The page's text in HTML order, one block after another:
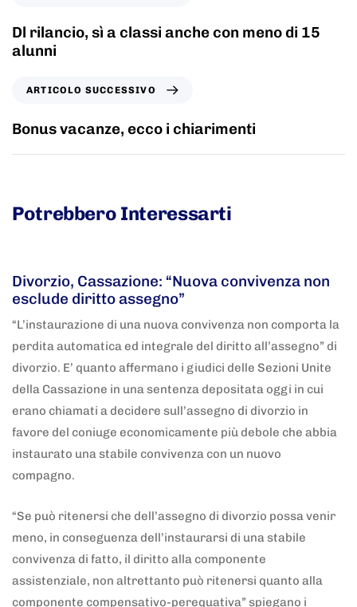
Dl rilancio, sì a classi anche con meno di 15
alunni
ARTICOLO SUCCESSIVO
Bonus vacanze, ecco i chiarimenti
Potrebbero Interessarti
Divorzio, Cassazione: “Nuova convivenza non
esclude diritto assegno”
“L’instaurazione di una nuova convivenza non comporta la
perdita automatica ed integrale del diritto all’assegno” di
divorzio. E’ quanto affermano i giudici delle Sezioni Unite
della Cassazione in una sentenza depositata oggi in cui
erano chiamati a decidere sull’assegno di divorzio in
favore del coniuge economicamente più debole che abbia
instaurato una stabile convivenza con un nuovo
compagno.
“Se può ritenersi che dell’assegno di divorzio possa venir
meno, in conseguenza dell’instaurarsi di una stabile
convivenza di fatto, il diritto alla componente
assistenziale, non altrettanto può ritenersi quanto alla
componente compensativo-perequativa” spiegano i